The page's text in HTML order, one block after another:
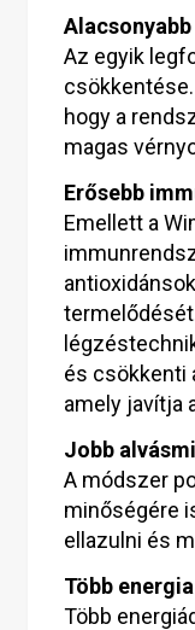
Az egyik
hogy a
magas
Erősebb
Emellett a
és csökkenti
amely javítja
Jobb
A módszer
minőségére
ellazulni és
Több energia
Több